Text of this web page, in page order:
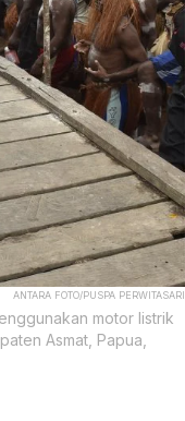
ANTARA FOTO/PUSPA PERWITASARI
motor listrik
Asmat, Papua,